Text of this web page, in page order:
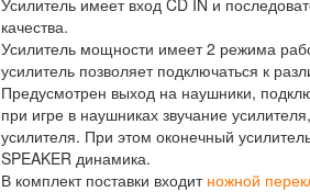
Усилитель имеет вход CD IN и
качества.
Усилитель мощности имеет 2 режима
усилитель позволяет подключаться к
Предусмотрен выход на наушники,
при игре в наушниках звучание
усилителя. При этом оконечный
SPEAKER динамика.
В комплект поставки входит ножной